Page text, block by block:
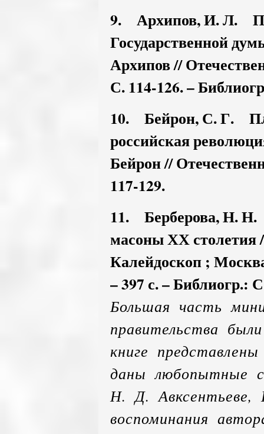
9. Архипов, И. Л.
Государственной
Архипов //
С. 114-126. –
10. Бейрон, С. Г.
российская
Бейрон //
117-129.
11. Берберова, Н.
масоны ХХ столетия
Калейдоскоп ;
– 397 с. – Библиогр.:
Большая часть
правительства
книге
даны любопытные
Н. Д.
воспоминания